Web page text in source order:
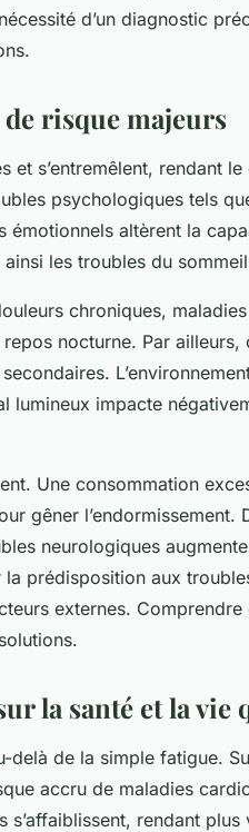
d’un diagnostic
risque majeurs
et s’entremêlent, rendant
psychologiques tels
émotionnels altèrent la
les troubles du
chroniques,
nocturne. Par ailleurs,
lumineux impacte
Une consommation
gêner l’endormissement.
neurologiques
prédisposition aux
externes. Comprendre
la santé et la
delà de la simple fatigue.
accru de maladies
s’affaiblissent, rendant plus